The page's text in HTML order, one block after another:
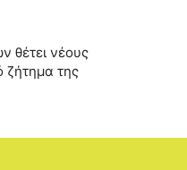
θέτει νέους
ζήτημα της